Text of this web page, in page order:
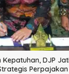
DJP
Perpajakan